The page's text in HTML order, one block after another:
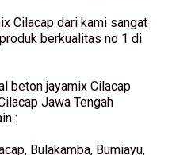
Cilacap dari kami sangat
berkualitas no 1 di
beton jayamix Cilacap
Jawa Tengah
:
Bulakamba, Bumiayu,